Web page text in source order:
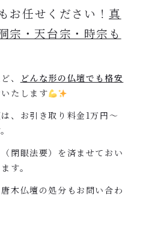
もお任せください！ 真
宗・天台宗・時宗も
、
どんな形の仏壇でも格安
たします
、お引き取り料金1万円〜
閉眼法要）を済ませておい
す。
木仏壇の処分もお問い合わ